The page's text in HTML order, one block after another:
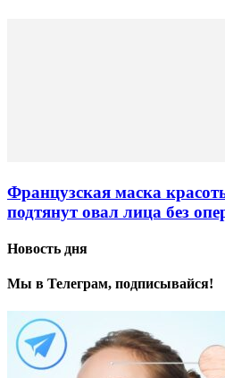
Французская маска
подтянут овал лица без
Новость дня
Мы в Телеграм, подписывайся!